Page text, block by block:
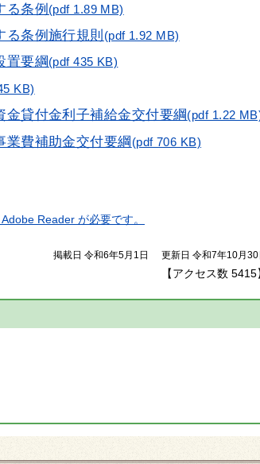
る条例 (pdf 1.89 MB)
条例施行規則 (pdf 1.92 MB)
置要綱(pdf 435 KB)
KB)
貸付金利子補給金交付要綱(pdf 1.22
業費補助金交付要綱 (pdf 706 KB)
Reader が必要です。
掲載日 令和6年5月1日 更新日 令和7年10月30
【アクセス数 5415